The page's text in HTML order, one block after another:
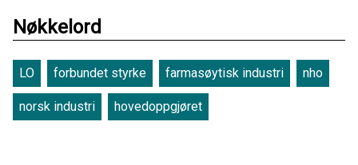
Nøkkelord
LO forbundet styrke farmasøytisk industri nho
norsk industri hovedoppgjøret